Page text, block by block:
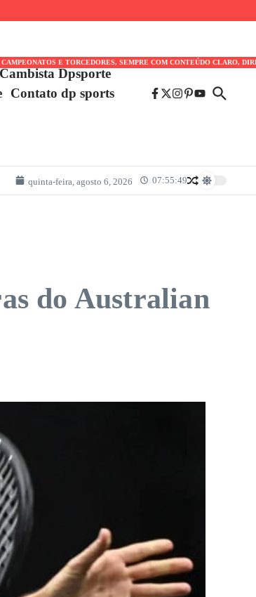
E TORCEDORES, SEMPRE COM CONTEÚDO CLARO,
Dpsporte
Contato dp sports
quinta-feira, agosto 6, 2026 07:55:49
do Australian